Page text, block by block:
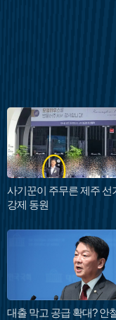
사기꾼이 주무른 제주 선
강제 동원
대출 막고 공급 확대? 안